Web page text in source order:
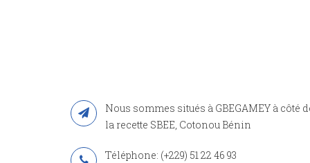
Nous sommes situés à GBEGAMEY à côté
la recette SBEE, Cotonou Bénin
Téléphone: (+229) 51 22 46 93